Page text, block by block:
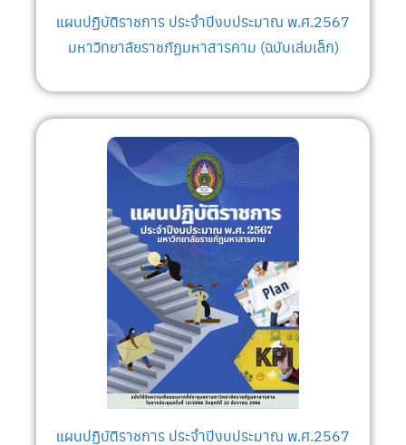
แผนปฏิบัติราชการ ประจำปีงบประมาณ พ.ศ.2567
มหาวิทยาลัยราชภัฏมหาสารคาม (ฉบับเล่มเล็ก)
แผนปฏิบัติราชการ ประจำปีงบประมาณ พ.ศ.2567